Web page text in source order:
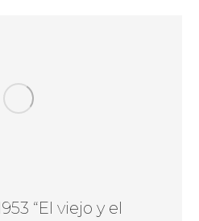
“El viejo y el